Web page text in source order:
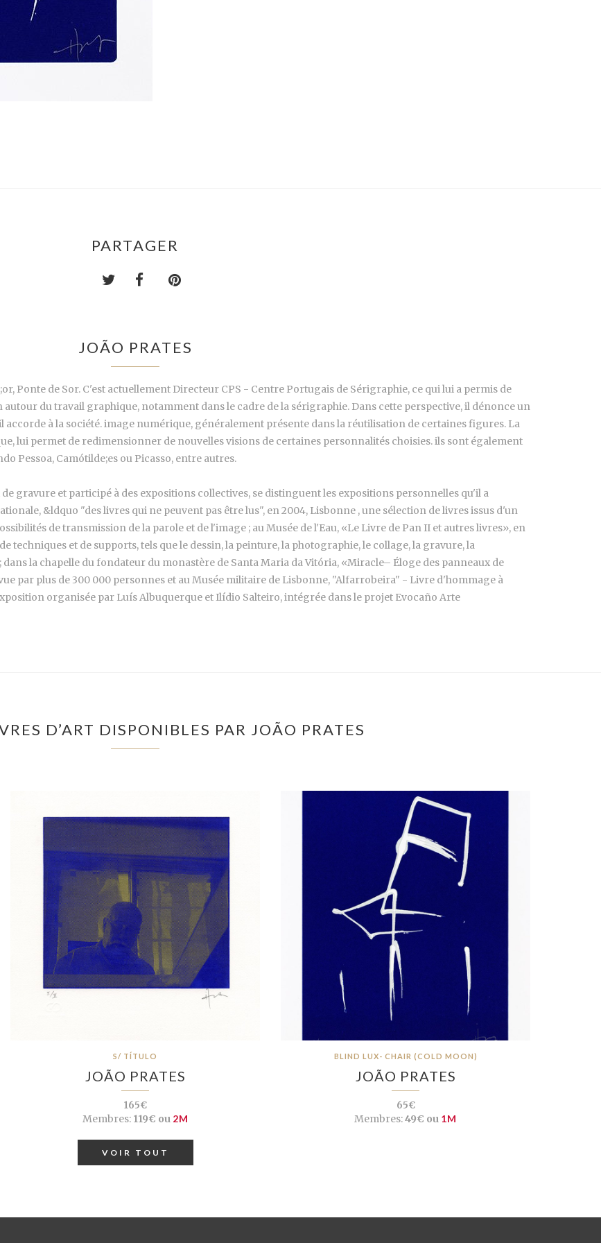
PARTAGER
JOÃO PRATES
Ponte de Sor. C'est actuellement Directeur CPS - Centre Portugais de Sérigraphie, ce qui lui a permis de
du travail graphique, notamment dans le cadre de la sérigraphie. Dans cette perspective, il dénonce un
à la société. image numérique, généralement présente dans la réutilisation de certaines figures. La
lui permet de redimensionner de nouvelles visions de certaines personnalités choisies. ils sont également
Pessoa, Camótilde;es ou Picasso, entre autres.
gravure et participé à des expositions collectives, se distinguent les expositions personnelles qu'il a
&ldquo "des livres qui ne peuvent pas être lus", en 2004, Lisbonne , une sélection de livres issus d'un
de transmission de la parole et de l'image ; au Musée de l'Eau, «Le Livre de Pan II et autres livres», en
techniques et de supports, tels que le dessin, la peinture, la photographie, le collage, la gravure, la
dans la chapelle du fondateur du monastère de Santa Maria da Vitória, «Miracle– Éloge des panneaux de
par plus de 300 000 personnes et au Musée militaire de Lisbonne, "Alfarrobeira" - Livre d'hommage à
organisée par Luís Albuquerque et Ilídio Salteiro, intégrée dans le projet Evocaño Arte
D’ART DISPONIBLES PAR JOÃO PRATES
S/ TÍTULO
JOÃO PRATES
165€
Membres:119€ ou 2M
BLIND LUX- CHAIR (COLD MOON)
JOÃO PRATES
65€
Membres:49€ ou 1M
VOIR TOUT